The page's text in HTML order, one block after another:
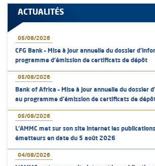
ACTUALITÉS
05/08/2026
CFG Bank – Mise à jour annuelle du dossier
programme d'émission de certificats de dépôt
05/08/2026
Bank of Africa – Mise à jour annuelle du dossier
au programme d'émission de certificats de
05/08/2026
L’AMMC met sur son site internet les
émetteurs en date du 5 août 2026
04/08/2026